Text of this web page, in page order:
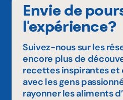
Envie de
l'expérience?
Suivez-nous sur les
encore plus de
recettes inspirantes et
avec les gens
rayonner les aliments